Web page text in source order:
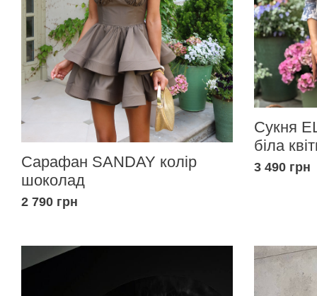
Сарафан SANDAY колір
шоколад
2 790 грн
Сукня
біла
3 490 грн